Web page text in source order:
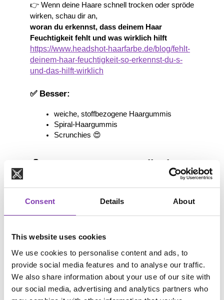
Consent Details About
This website uses cookies
We use cookies to personalise content and ads, to
provide social media features and to analyse our traffic.
We also share information about your use of our site with
our social media, advertising and analytics partners who
👉 Wenn deine Haare schnell trocken oder spröde
wirken, schau dir an,
woran du erkennst, dass deinem Haar
Feuchtigkeit fehlt und was wirklich hilft
https://www.headshot-haarfarbe.de/blog/fehlt-
deinem-haar-feuchtigkeit-so-erkennst-du-s-
und-das-hilft-wirklich
✅ Besser:
weiche, stoffbezogene Haargummis
Spiral-Haargummis
Scrunchies 😍
📎 Haarspangen – stylisch,
Haarspangen können dein Styling komplett
Metall wird heiß ☀️
Scharfe Kanten können Haare
abbrechen